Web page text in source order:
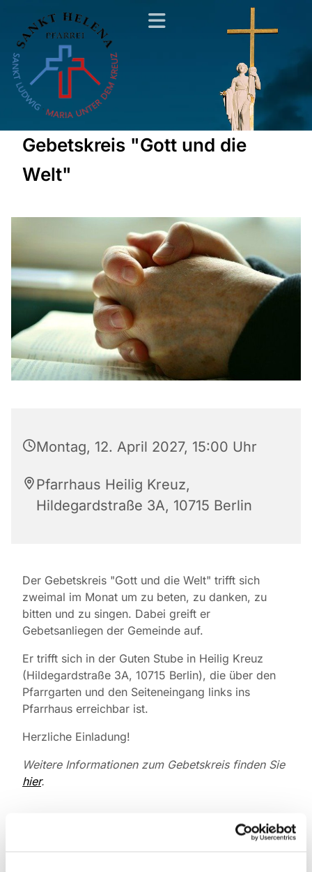
Gebetskreis "Gott und die
Welt"
Montag, 12. April 2027, 15:00 Uhr
Pfarrhaus Heilig Kreuz,
Hildegardstraße 3A, 10715 Berlin
Der Gebetskreis "Gott und die Welt" trifft sich
zweimal im Monat um zu beten, zu danken, zu
bitten und zu singen. Dabei greift er
Gebetsanliegen der Gemeinde auf.
Er trifft sich in der Guten Stube in Heilig Kreuz
(Hildegardstraße 3A, 10715 Berlin), die über den
Pfarrgarten und den Seiteneingang links ins
Pfarrhaus erreichbar ist.
Herzliche Einladung!
Weitere Informationen zum Gebetskreis finden Sie
hier.